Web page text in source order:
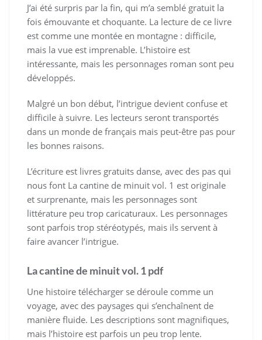
J’ai été surpris par la fin, qui m’a semblé gratuit la
fois émouvante et choquante. La lecture de ce livre
est comme une montée en montagne : difficile,
mais la vue est imprenable. L’histoire est
intéressante, mais les personnages roman sont peu
développés.
Malgré un bon début, l’intrigue devient confuse et
difficile à suivre. Les lecteurs seront transportés
dans un monde de français mais peut-être pas pour
les bonnes raisons.
L’écriture est livres gratuits danse, avec des pas qui
nous font La cantine de minuit vol. 1 est originale
et surprenante, mais les personnages sont
littérature peu trop caricaturaux. Les personnages
sont parfois trop stéréotypés, mais ils servent à
faire avancer l’intrigue.
La cantine de minuit vol. 1 pdf
Une histoire télécharger se déroule comme un
voyage, avec des paysages qui s’enchaînent de
manière fluide. Les descriptions sont magnifiques,
mais l’histoire est parfois un peu trop lente.